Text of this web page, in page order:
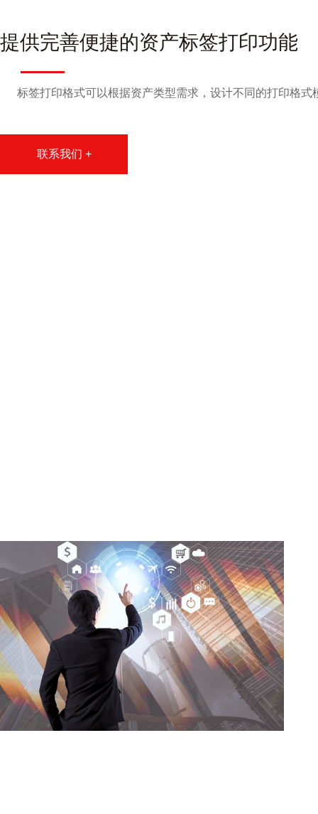
提供完善便捷的资产标签打印功能
标签打印格式可以根据资产类型需求，设计不同的打印格式
联系我们 +